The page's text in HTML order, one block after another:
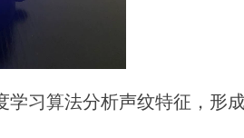
学习算法分析声纹特征，形